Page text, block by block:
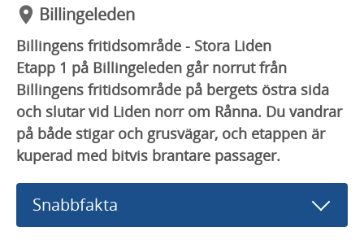
Billingeleden
Billingens fritidsområde - Stora Liden
Etapp 1 på Billingeleden går norrut från
Billingens fritidsområde på bergets östra sida
och slutar vid Liden norr om Rånna. Du vandrar
på både stigar och grusvägar, och etappen är
kuperad med bitvis brantare passager.
Snabbfakta